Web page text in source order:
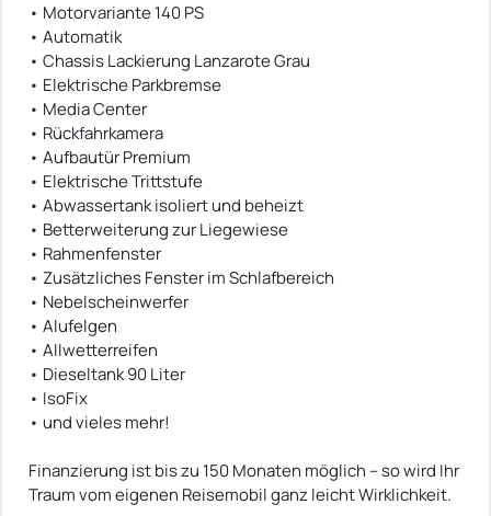
• Motorvariante 140 PS
• Automatik
• Chassis Lackierung Lanzarote Grau
• Elektrische Parkbremse
• Media Center
• Rückfahrkamera
• Aufbautür Premium
• Elektrische Trittstufe
• Abwassertank isoliert und beheizt
• Betterweiterung zur Liegewiese
• Rahmenfenster
• Zusätzliches Fenster im Schlafbereich
• Nebelscheinwerfer
• Alufelgen
• Allwetterreifen
• Dieseltank 90 Liter
• IsoFix
• und vieles mehr!
Finanzierung ist bis zu 150 Monaten möglich – so wird Ihr
Traum vom eigenen Reisemobil ganz leicht Wirklichkeit.